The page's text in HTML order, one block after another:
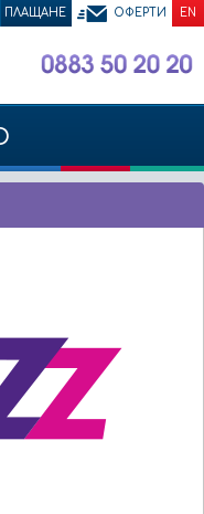
ПЛАЩАНЕ ОФЕРТИ EN